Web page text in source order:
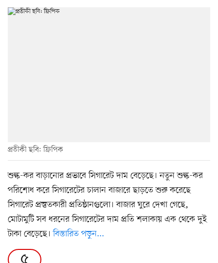
প্রতীকী ছবি: ফ্রিপিক
শুল্ক-কর বাড়ানোর প্রভাবে সিগারেট দাম বেড়েছে। নতুন শুল্ক-কর
পরিশোধ করে সিগারেটের চালান বাজারে ছাড়তে শুরু করেছে
সিগারেট প্রস্তুতকারী প্রতিষ্ঠানগুলো। বাজার ঘুরে দেখা গেছে,
মোটামুটি সব ধরনের সিগারেটের দাম প্রতি শলাকায় এক থেকে দুই
টাকা বেড়েছে।বিস্তারিত পড়ুন...